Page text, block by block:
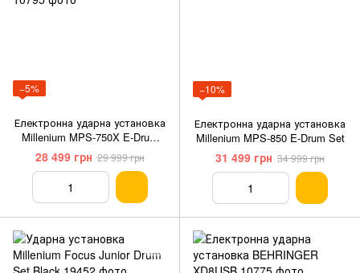
−5%
Електронна ударна установка
Millenium MPS-750X E-Drum
Mesh Set
28 499 грн 29 999 грн
−10%
Електронна ударна установка
Millenium MPS-850 E-Drum Set
31 499 грн 34 999 грн